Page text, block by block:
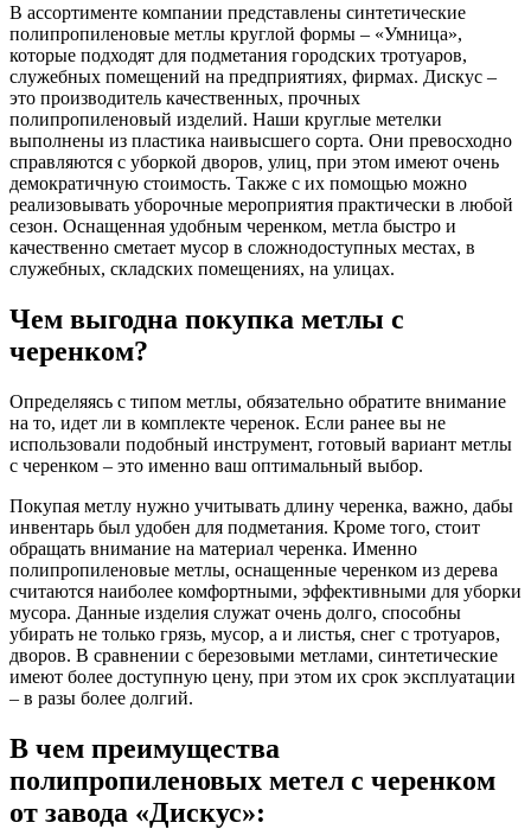
В ассортименте компании представлены синтетические
полипропиленовые метлы круглой формы – «Умница»,
которые подходят для подметания городских тротуаров,
служебных помещений на предприятиях, фирмах. Дискус –
это производитель качественных, прочных
полипропиленовый изделий. Наши круглые метелки
выполнены из пластика наивысшего сорта. Они превосходно
справляются с уборкой дворов, улиц, при этом имеют очень
демократичную стоимость. Также с их помощью можно
реализовывать уборочные мероприятия практически в любой
сезон. Оснащенная удобным черенком, метла быстро и
качественно сметает мусор в сложнодоступных местах, в
служебных, складских помещениях, на улицах.
Чем выгодна покупка метлы с
черенком?
Определяясь с типом метлы, обязательно обратите внимание
на то, идет ли в комплекте черенок. Если ранее вы не
использовали подобный инструмент, готовый вариант метлы
с черенком – это именно ваш оптимальный выбор.
Покупая метлу нужно учитывать длину черенка, важно, дабы
инвентарь был удобен для подметания. Кроме того, стоит
обращать внимание на материал черенка. Именно
полипропиленовые метлы, оснащенные черенком из дерева
считаются наиболее комфортными, эффективными для уборки
мусора. Данные изделия служат очень долго, способны
убирать не только грязь, мусор, а и листья, снег с тротуаров,
дворов. В сравнении с березовыми метлами, синтетические
имеют более доступную цену, при этом их срок эксплуатации
– в разы более долгий.
В чем преимущества
полипропиленовых метел с черенком
от завода «Дискус»: